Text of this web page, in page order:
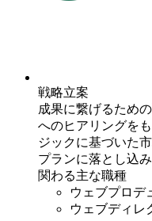
戦略立案
成果に繋げるため
へのヒアリングを
ジックに基づいた
プランに落とし込み
関わる主な職種
ウェブプロデ
ウェブディレ